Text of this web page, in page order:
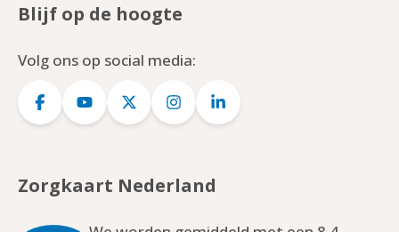
Blijf op de hoogte
Volg ons op social media:
Logo
Logo
Logo
Logo
Logo
Zorgkaart Nederland